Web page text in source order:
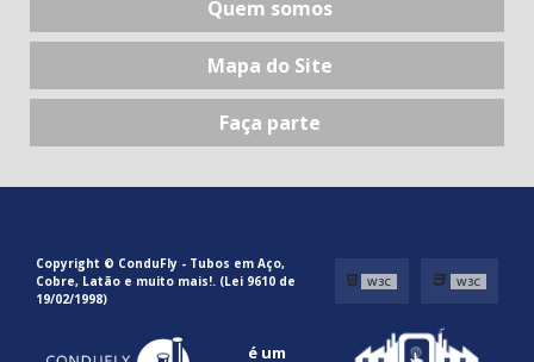
Quem somos
Mapa do Site
Faça parte
Copyright © ConduFly - Tubos em Aço,
Cobre, Latão e muito mais!. (Lei 9610 de
19/02/1998)
W3C W3C
é um